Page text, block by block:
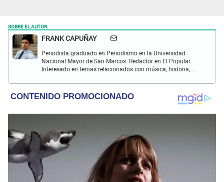
SOBRE EL AUTOR:
FRANK CAPUÑAY
Periodista graduado en Periodismo en la Universidad
Nacional Mayor de San Marcos. Redactor en El Popular.
Interesado en temas relacionados con música, historia,